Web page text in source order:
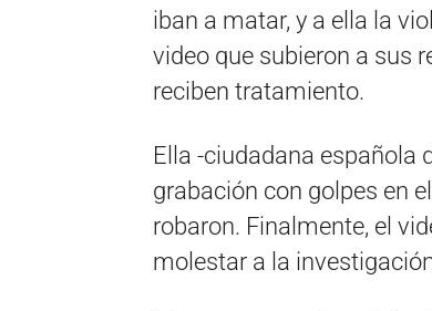
iban a matar, y a ella la
video que subieron a sus
reciben tratamiento.
Ella -ciudadana española
grabación con golpes en
robaron. Finalmente, el
molestar a la